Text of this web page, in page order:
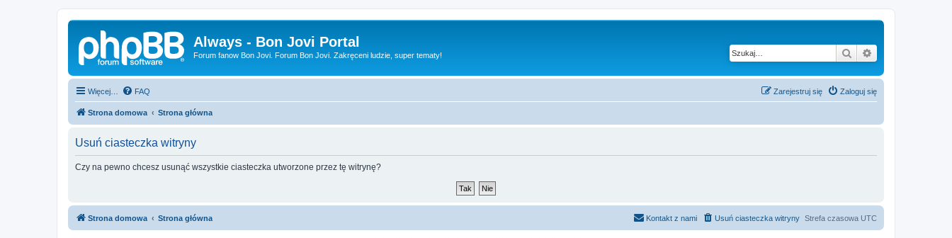
Always - Bon Jovi Portal
Forum fanow Bon Jovi. Forum Bon Jovi. Zakręceni ludzie, super tematy! Szukaj
Więcej… FAQ Zaloguj się
Zarejestruj się
Strona domowa Strona główna
Usuń ciasteczka witryny
Czy na pewno chcesz usunąć wszystkie ciasteczka utworzone przez tę witrynę?
Strona domowa Strona główna Strefa czasowa UTC
Usuń ciasteczka witryny
Kontakt z nami